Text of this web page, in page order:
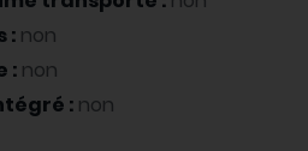
: non
: non
: non